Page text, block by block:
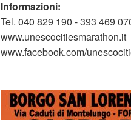
Informazioni:
Tel. 040 829 190 - 393 469
www.unescocitiesmarathon.it
www.facebook.com/